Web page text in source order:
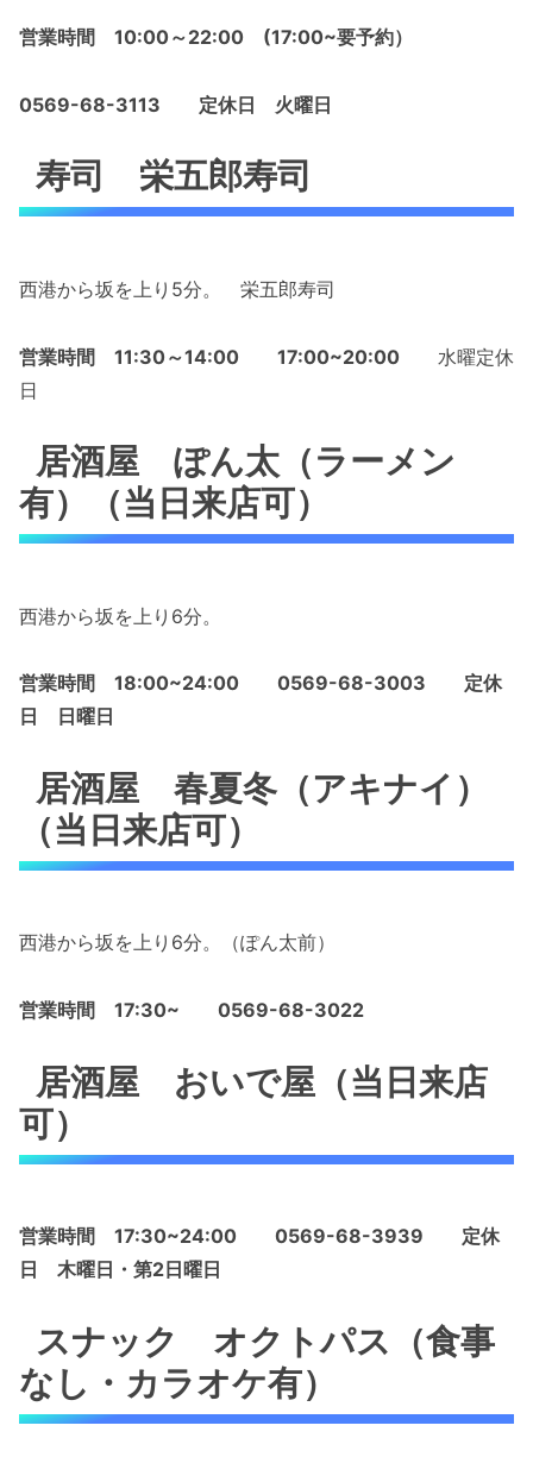
営業時間 10:00～22:00 (17:00~要予約）
0569-68-3113 定休日 火曜日
寿司 栄五郎寿司
西港から坂を上り5分。 栄五郎寿司
営業時間 11:30～14:00 17:00~20:00 水曜定休
日
居酒屋 ぽん太（ラーメン
有）（当日来店可）
西港から坂を上り6分。
営業時間 18:00~24:00 0569-68-3003
定休
日 日曜日
居酒屋 春夏冬（アキナイ）
（当日来店可）
西港から坂を上り6分。（ぽん太前）
営業時間 17:30~ 0569-68-3022
居酒屋 おいで屋（当日来店
可）
営業時間 17:30~24:00 0569-68-3939
定休
日 木曜日・第2日曜日
スナック オクトパス（食事
なし・カラオケ有）